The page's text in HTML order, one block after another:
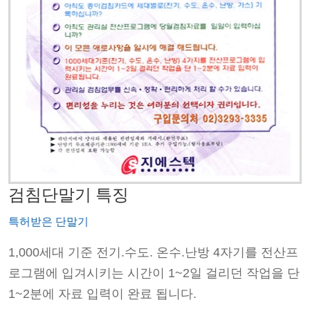
검침단말기 특징
특허받은 단말기
1,000세대 기준 전기.수도. 온수.난방 4자기를 전산프
로그램에 입겨시키는 시간이 1~2일 걸리던 작업을 단
1~2분에 자료 입력이 완료 됩니다.